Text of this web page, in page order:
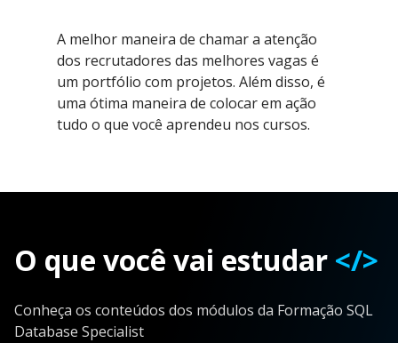
A melhor maneira de chamar a atenção
dos recrutadores das melhores vagas é
um portfólio com projetos. Além disso, é
uma ótima maneira de colocar em ação
tudo o que você aprendeu nos cursos.
O que você vai estudar </>
Conheça os conteúdos dos módulos da Formação SQL
Database Specialist